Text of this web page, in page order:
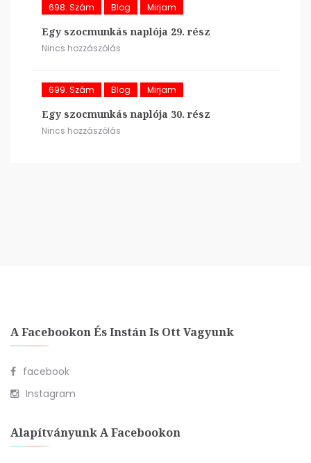
698. Szám Blog Mirjam
Egy szocmunkás naplója 29. rész
Nincs hozzászólás
699. Szám Blog Mirjam
Egy szocmunkás naplója 30. rész
Nincs hozzászólás
A Facebookon És Instán Is Ott Vagyunk
facebook
Instagram
Alapítványunk A Facebookon